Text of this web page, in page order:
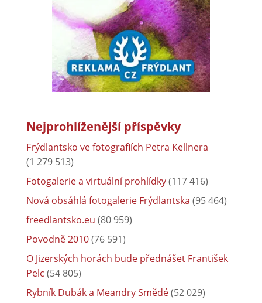
Nejprohlíženější příspěvky
Frýdlantsko ve fotografiích Petra Kellnera
(1 279 513)
Fotogalerie a virtuální prohlídky(117 416)
Nová obsáhlá fotogalerie Frýdlantska (95 464)
freedlantsko.eu (80 959)
Povodně 2010(76 591)
O Jizerských horách bude přednášet František
Pelc (54 805)
Rybník Dubák a Meandry Smědé(52 029)